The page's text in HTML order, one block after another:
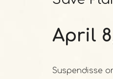
April
Suspendisse